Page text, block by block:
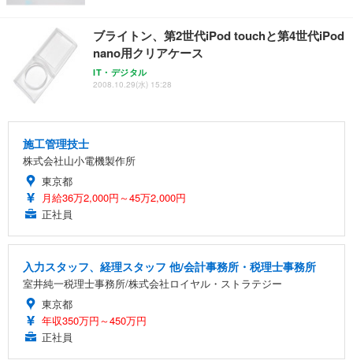
ブライトン、第2世代iPod touchと第4世代iPod
nano用クリアケース
IT・デジタル
2008.10.29(水) 15:28
施工管理技士
株式会社山小電機製作所
東京都
月給36万2,000円～45万2,000円
正社員
入力スタッフ、経理スタッフ 他/会計事務所・税理士事務所
室井純一税理士事務所/株式会社ロイヤル・ストラテジー
東京都
年収350万円～450万円
正社員